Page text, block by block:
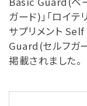
ガード)」「ロイテ
サプリメント Self
Guard(セルフガ
掲載されました。